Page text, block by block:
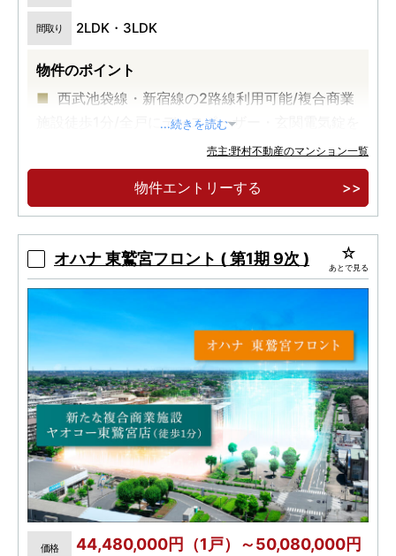
間取り 2LDK・3LDK
物件のポイント
西武池袋線・新宿線の2路線利用可能/複合商業
施設徒歩1分/全戸にディスポーザー・玄関電気錠を
「所沢」駅徒歩10分に、全303邸の大規模マン
...続きを読む
売主:野村不動産のマンション一覧
物件エントリーする
オハナ 東鷲宮フロント ( 第1期 9次 ) あとで見る
価格
44,480,000円（1戸）～50,080,000円